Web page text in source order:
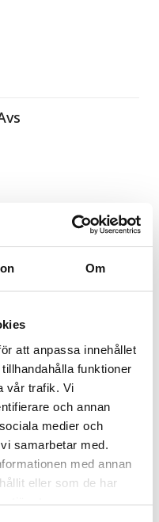
Om
att anpassa innehållet
funktioner
vår trafik. Vi
och annan
medier och
samarbetar med.
med annan
eller som de har
tjänster.